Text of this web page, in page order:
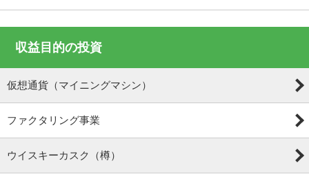
収益目的の投資
仮想通貨（マイニングマシン）
ファクタリング事業
ウイスキーカスク（樽）